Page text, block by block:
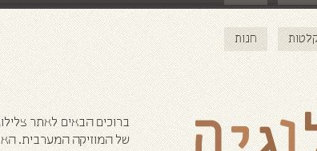
ליצירת
02-561-0493 / 050-322-8070
חנות
ברוכים הבאים לאתר
של המוזיקה המערבית.